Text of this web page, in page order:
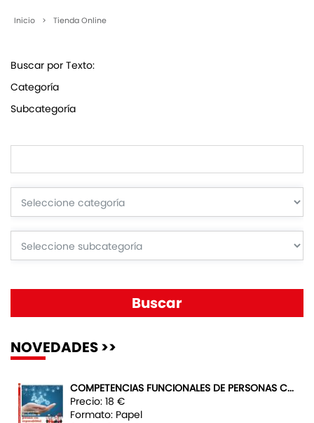
Inicio > Tienda Online
Buscar por Texto:
Categoría
Subcategoría
NOVEDADES >>
COMPETENCIAS FUNCIONALES DE PERSONAS C...
Precio: 18 €
Formato: Papel